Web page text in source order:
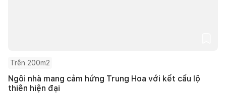
Trên 200m2
Ngôi nhà mang cảm hứng Trung Hoa với kết cấu lộ
thiên hiện đại